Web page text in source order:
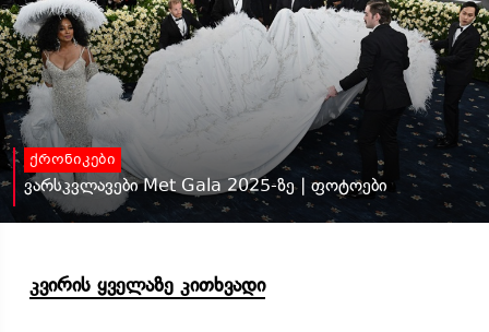
ქრონიკები
ვარსკვლავები Met Gala 2025-ზე | ფოტოები
კვირის ყველაზე კითხვადი